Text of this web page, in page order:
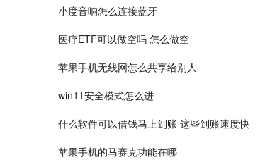
小度音响怎么连接蓝牙
医疗ETF可以做空吗 怎么做空
苹果手机无线网怎么共享给别人
win11安全模式怎么进
什么软件可以借钱马上到账 这些到账速度快
苹果手机的马赛克功能在哪